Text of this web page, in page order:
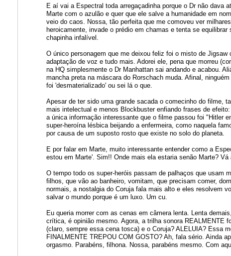
E aí vai a Espectral toda arregaçadinha porque o Dr não dava
Marte com o azulão e quer que ele salve a humanidade em
veio do caos. Nossa, tão perfeita que me comoveu ver
heroicamente, invade o prédio em chamas e tenta se
chapinha infalível.
O único personagem que me deixou feliz foi o misto de
adaptação de voz e tudo mais. Adorei ele, pena que morreu
na HQ simplesmente o Dr Manhattan sai andando e acabou.
mancha preta na máscara do Rorschach muda. Afinal,
foi 'desmaterializado' ou sei lá o que.
Apesar de ter sido uma grande sacada o comecinho do filme,
mais intelectual e menos Blockbuster enfiando frases de
a única informação interessante que o filme passou foi "Hitler
super-heroína lésbica beijando a enfermeira, como naquela
por causa de um suposto rosto que existe no solo do planeta.
E por falar em Marte, muito interessante entender como a
estou em Marte'. Sim!! Onde mais ela estaria senão Marte? Vá
O tempo todo os super-heróis passam de palhaços que usam
filhos, que vão ao banheiro, vomitam, que precisam comer,
normais, a nostalgia do Coruja fala mais alto e eles resolvem
salvar o mundo porque é um luxo. Um cu.
Eu queria morrer com as cenas em câmera lenta. Lenta
crítica, é opinião mesmo. Agora, a trilha sonora REALMENTE
(claro, sempre essa cena tosca) e o Coruja? ALELUIA? Essa
FINALMENTE TREPOU COM GOSTO? Ah, fala sério. Ainda
orgasmo. Parabéns, filhona. Nossa, parabéns mesmo. Com